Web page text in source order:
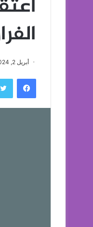
أبريل 2, 2024